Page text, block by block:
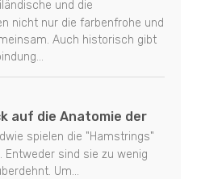
und die
nicht nur die farbenfrohe und
Auch historisch gibt
auf die Anatomie der
spielen die "Hamstrings"
Entweder sind sie zu wenig
Um...